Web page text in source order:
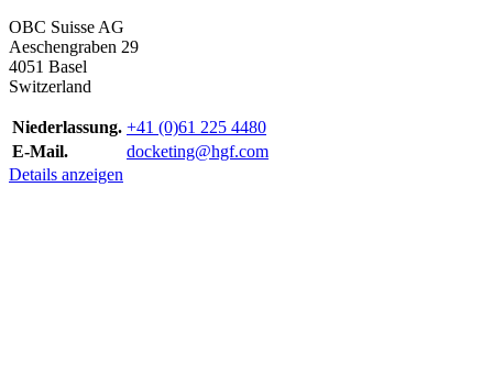
OBC Suisse AG
Aeschengraben 29
4051 Basel
Switzerland
Niederlassung. +41 (0)61 225 4480
E-Mail.
docketing@hgf.com
Details anzeigen